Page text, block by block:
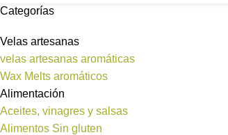
Categorías
Velas artesanas
velas artesanas aromáticas
Wax Melts aromáticos
Alimentación
Aceites, vinagres y salsas
Alimentos Sin gluten